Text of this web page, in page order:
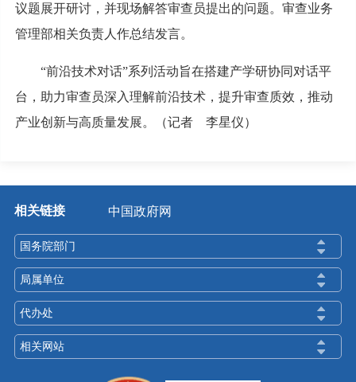
议题展开研讨，并现场解答审查员提出的问题。审查业务
管理部相关负责人作总结发言。
“前沿技术对话”系列活动旨在搭建产学研协同对话平
台，助力审查员深入理解前沿技术，提升审查质效，推动
产业创新与高质量发展。（记者 李星仪）
相关链接 中国政府网
国务院部门
局属单位
代办处
相关网站